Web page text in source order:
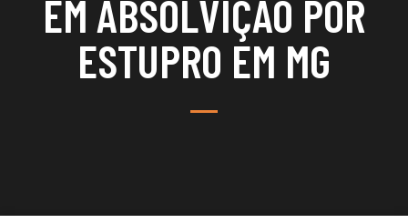
EM ABSOLVIÇÃO POR
ESTUPRO EM MG